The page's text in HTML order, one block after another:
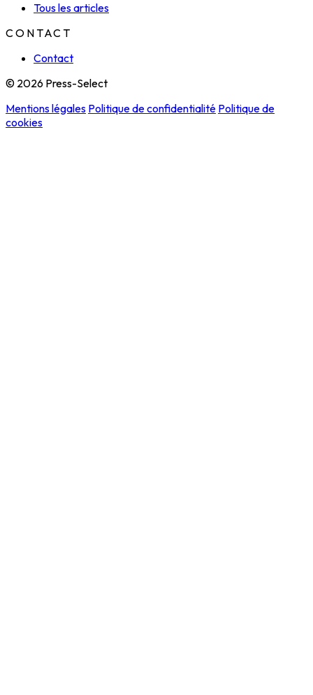
Tous les articles
CONTACT
Contact
© 2026 Press-Select
Mentions légales Politique de confidentialité Politique de
cookies